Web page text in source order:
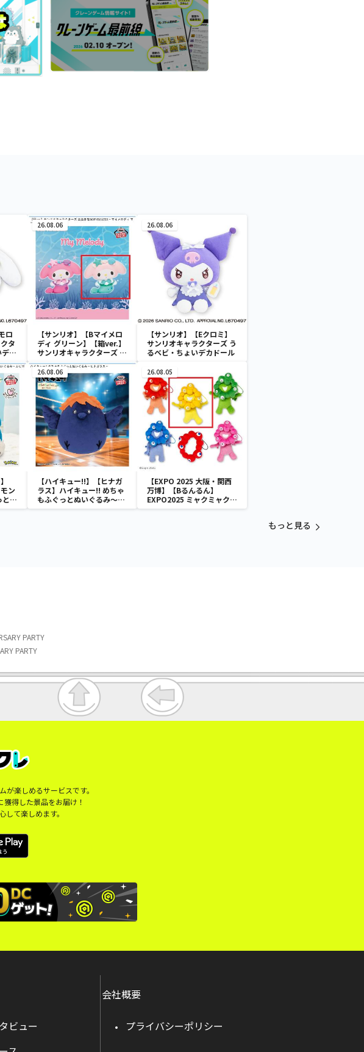
ロ
タ
カ
26.08.06
【サンリオ】【Bマイメロ
ディ グリーン】【箱ver.】
サンリオキャラクターズ お
おきなSOFVIMATES～マ
イメロディ マーメイドver.
～
26.08.06
【サンリオ】【Eクロミ】
サンリオキャラクターズ う
るベビ・ちょいデカドール
ン
と
る
26.08.06
【ハイキュー!!】【ヒナガ
ラス】ハイキュー!! めちゃ
もふぐっとぬいぐるみ～ヒ
ナガラス～
26.08.05
【EXPO 2025 大阪・関西
万博】【Bるんるん】
EXPO2025 ミャクミャク
カラフルゴム紐付きぬいぐ
もっと見る
PARTY
PARTY
楽しめるサービスです。
得した景品をお届け！
て楽しめます。
ビュー
会社概要
プライバシーポリシー